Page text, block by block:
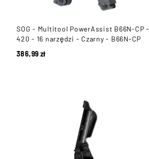
SOG - Multitool PowerAssist B66N-CP -
420 - 16 narzędzi - Czarny - B66N-CP
386,99 zł